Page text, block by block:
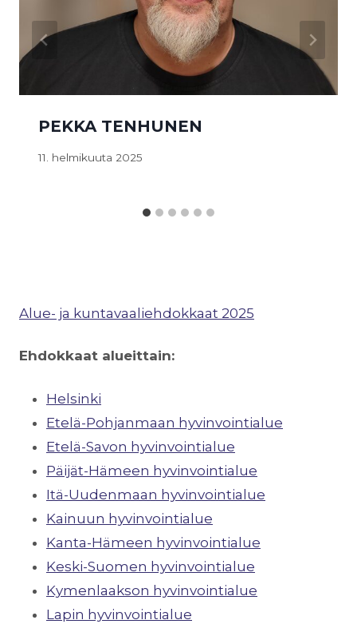
PEKKA TENHUNEN
11. helmikuuta 2025
Alue- ja kuntavaaliehdokkaat 2025
Ehdokkaat alueittain:
Helsinki
Etelä-Pohjanmaan hyvinvointialue
Etelä-Savon hyvinvointialue
Päijät-Hämeen hyvinvointialue
Itä-Uudenmaan hyvinvointialue
Kainuun hyvinvointialue
Kanta-Hämeen hyvinvointialue
Keski-Suomen hyvinvointialue
Kymenlaakson hyvinvointialue
Lapin hyvinvointialue